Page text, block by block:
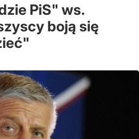
PiS" ws.
boją się